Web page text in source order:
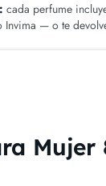
cada perfume
Invima — o te
Mujer